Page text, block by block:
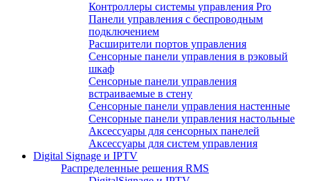
Контроллеры системы управления Pro
Панели управления с беспроводным
подключением
Расширители портов управления
Сенсорные панели управления в рэковый
шкаф
Сенсорные панели управления
встраиваемые в стену
Сенсорные панели управления настенные
Сенсорные панели управления настольные
Аксессуары для сенсорных панелей
Аксессуары для систем управления
Digital Signage и IPTV
Распределенные решения RMS